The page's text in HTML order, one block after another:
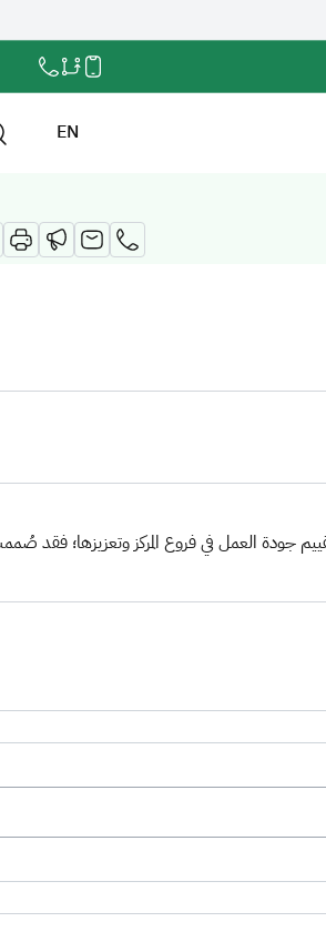
EN
جودة العمل في فروع المركز وتعزيزها؛ فقد